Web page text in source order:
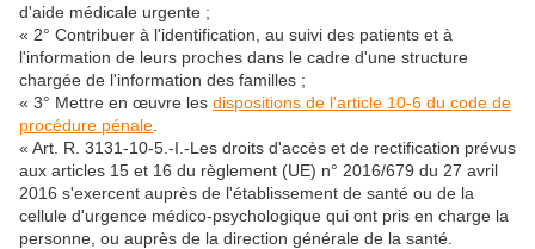
d'aide médicale urgente ;
« 2° Contribuer à l'identification, au suivi des patients et à
l'information de leurs proches dans le cadre d'une structure
chargée de l'information des familles ;
« 3° Mettre en œuvre les dispositions de l'article 10-6 du code de
procédure pénale
« Art. R. 3131-10-5.-I.-Les droits d'accès et de rectification prévus
aux articles 15 et 16 du règlement (UE) n° 2016/679 du 27 avril
2016 s'exercent auprès de l'établissement de santé ou de la
cellule d'urgence médico-psychologique qui ont pris en charge la
personne, ou auprès de la direction générale de la santé.